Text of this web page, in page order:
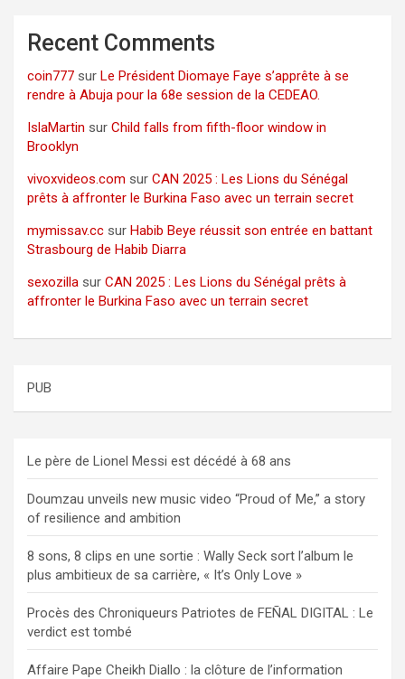
Recent Comments
coin777 sur Le Président Diomaye Faye s’apprête à se
rendre à Abuja pour la 68e session de la CEDEAO.
IslaMartin sur Child falls from fifth-floor window in
Brooklyn
vivoxvideos.com sur CAN 2025 : Les Lions du Sénégal
prêts à affronter le Burkina Faso avec un terrain secret
mymissav.cc sur Habib Beye réussit son entrée en battant
Strasbourg de Habib Diarra
sexozilla sur CAN 2025 : Les Lions du Sénégal prêts à
affronter le Burkina Faso avec un terrain secret
PUB
Le père de Lionel Messi est décédé à 68 ans
Doumzau unveils new music video “Proud of Me,” a story
of resilience and ambition
8 sons, 8 clips en une sortie : Wally Seck sort l’album le
plus ambitieux de sa carrière, « It’s Only Love »
Procès des Chroniqueurs Patriotes de FEÑAL DIGITAL : Le
verdict est tombé
Affaire Pape Cheikh Diallo : la clôture de l’information